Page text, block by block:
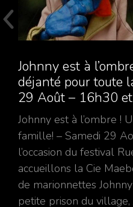
Johnny est à
déjanté pour toute
29 Août – 16h30
Johnny est à l’ombre !
famille! – Samedi 29
l’occasion du festival
accueillons la Cie
de marionnettes
petite prison du